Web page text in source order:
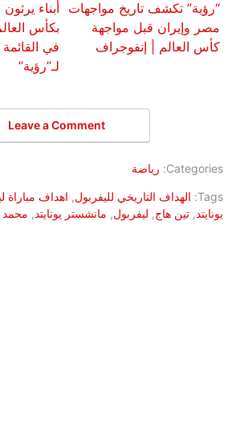
“رؤية” تكشف تاريخ مواجهات
مصر وإيران قبل مواجهة
كأس العالم | إنفوجراف
أبناء
في
لـ”رؤية”
Leave a Comment
Categories: رياضة
Tags: الهداف التاريخي لليفربول, اهداف مباراة
يونايتد, تين هاج, ليفربول, مانشستر يونايتد, محمد